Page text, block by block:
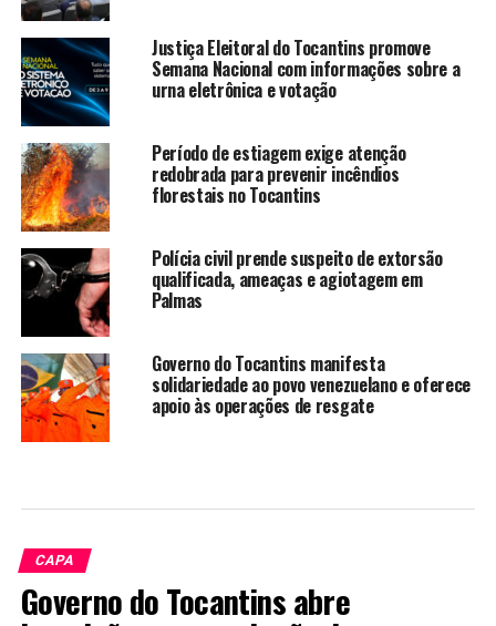
Justiça Eleitoral do Tocantins promove
Semana Nacional com informações sobre a
urna eletrônica e votação
Período de estiagem exige atenção
redobrada para prevenir incêndios
florestais no Tocantins
Polícia civil prende suspeito de extorsão
qualificada, ameaças e agiotagem em
Palmas
Governo do Tocantins manifesta
solidariedade ao povo venezuelano e oferece
apoio às operações de resgate
CAPA
Governo do Tocantins abre